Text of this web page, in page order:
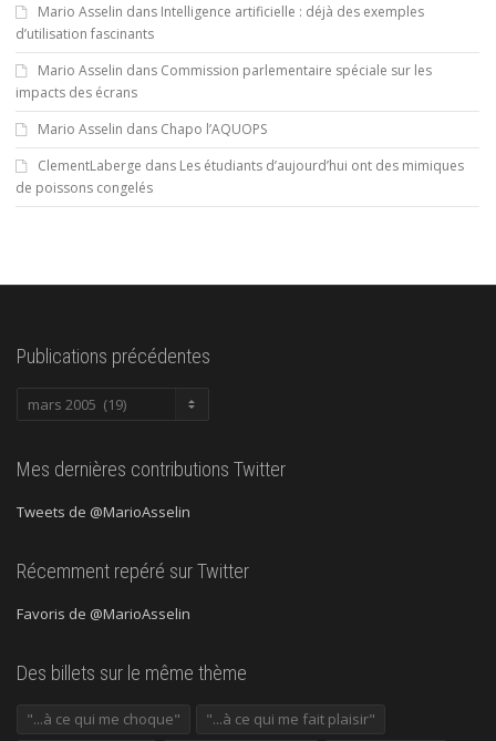
Mario Asselin dans Intelligence artificielle : déjà des exemples
d’utilisation fascinants
Mario Asselin dans Commission parlementaire spéciale sur les
impacts des écrans
Mario Asselin dans Chapo l’AQUOPS
ClementLaberge dans Les étudiants d’aujourd’hui ont des mimiques
de poissons congelés
Publications précédentes
Publications
Mes dernières contributions Twitter
Tweets de @MarioAsselin
Récemment repéré sur Twitter
Favoris de @MarioAsselin
Des billets sur le même thème
"...à ce qui me choque"
"...à ce qui me fait plaisir"